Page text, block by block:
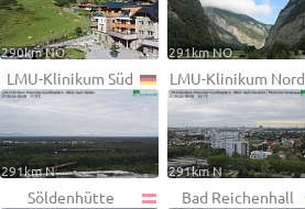
290km NO 291km NO
LMU-Klinikum Süd
291km N
LMU-Klinikum Nord
291km N
Söldenhütte Bad Reichenhall